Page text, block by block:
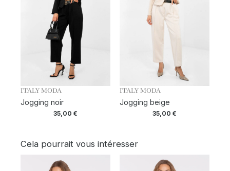
ITALY MODA
Jogging noir
35,00€
ITALY MODA
Jogging beige
35,00 €
Cela pourrait vous intéresser